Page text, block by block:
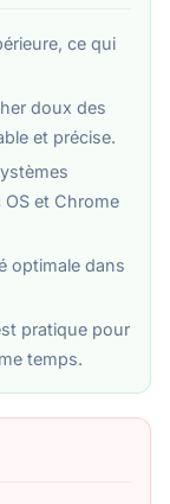
ce qui
doux des
et précise.
et Chrome
optimale dans
pratique pour
temps.